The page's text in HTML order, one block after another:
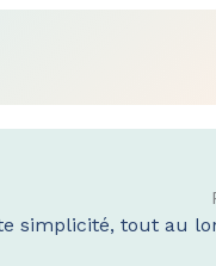
simplicité, tout au